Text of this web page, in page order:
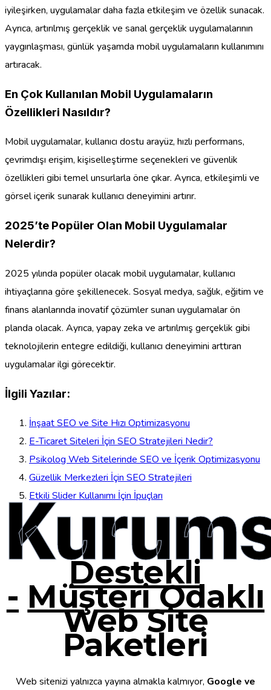
iyileşirken, uygulamalar daha fazla etkileşim ve özellik sunacak.
Ayrıca, artırılmış gerçeklik ve sanal gerçeklik uygulamalarının
yaygınlaşması, günlük yaşamda mobil uygulamaların kullanımını
artıracak.
En Çok Kullanılan Mobil Uygulamaların
Özellikleri Nasıldır?
Mobil uygulamalar, kullanıcı dostu arayüz, hızlı performans,
çevrimdışı erişim, kişiselleştirme seçenekleri ve güvenlik
özellikleri gibi temel unsurlarla öne çıkar. Ayrıca, etkileşimli ve
görsel içerik sunarak kullanıcı deneyimini artırır.
2025’te Popüler Olan Mobil Uygulamalar
Nelerdir?
2025 yılında popüler olacak mobil uygulamalar, kullanıcı
ihtiyaçlarına göre şekillenecek. Sosyal medya, sağlık, eğitim ve
finans alanlarında inovatif çözümler sunan uygulamalar ön
planda olacak. Ayrıca, yapay zeka ve artırılmış gerçeklik gibi
teknolojilerin entegre edildiği, kullanıcı deneyimini arttıran
uygulamalar ilgi görecektir.
İlgili Yazılar:
İnşaat SEO ve Site Hızı Optimizasyonu
E-Ticaret Siteleri İçin SEO Stratejileri Nedir?
Psikolog Web Sitelerinde SEO ve İçerik Optimizasyonu
Güzellik Merkezleri İçin SEO Stratejileri
Etkili Slider Kullanımı İçin İpuçları
Destekli
- Müşteri Odaklı
Web Site
Paketleri
Web sitenizi yalnızca yayına almakla kalmıyor, Google ve